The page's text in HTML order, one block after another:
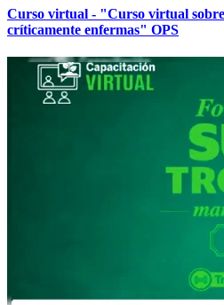
Curso virtual - "Curso virtual sobre
críticamente enfermas" OPS